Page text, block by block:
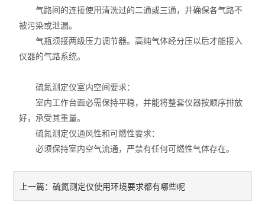
气路间的连接使用清洗过的二通或三通，并确保各气路不
被污染或泄漏。
气瓶须接两级压力调节器。高纯气体经分压以后才能接入
仪器的气路系统。
硫氮测定仪室内空间要求：
室内工作台面必需保持平稳，并能将整套仪器按顺序排放
好，承受其重量。
硫氮测定仪通风性和可燃性要求：
必须保持室内空气流通，严禁有任何可燃性气体存在。
上一篇：硫氮测定仪使用环境要求都有哪些呢